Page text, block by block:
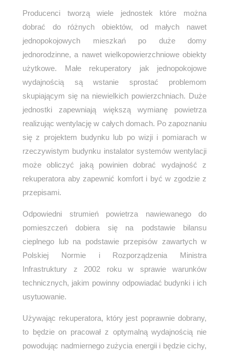
Producenci tworzą wiele jednostek które można
dobrać do różnych obiektów, od małych nawet
jednopokojowych mieszkań po duże domy
jednorodzinne, a nawet wielkopowierzchniowe obiekty
użytkowe. Małe rekuperatory jak jednopokojowe
wydajnością są wstanie sprostać problemom
skupiającym się na niewielkich powierzchniach. Duże
jednostki zapewniają większą wymianę powietrza
realizując wentylację w całych domach. Po zapoznaniu
się z projektem budynku lub po wizji i pomiarach w
rzeczywistym budynku instalator systemów wentylacji
może obliczyć jaką powinien dobrać wydajność z
rekuperatora aby zapewnić komfort i być w zgodzie z
przepisami.
Odpowiedni strumień powietrza nawiewanego do
pomieszczeń dobiera się na podstawie bilansu
cieplnego lub na podstawie przepisów zawartych w
Polskiej Normie i Rozporządzenia Ministra
Infrastruktury z 2002 roku w sprawie warunków
technicznych, jakim powinny odpowiadać budynki i ich
usytuowanie.
Używając rekuperatora, który jest poprawnie dobrany,
to będzie on pracował z optymalną wydajnością nie
powodując nadmiernego zużycia energii i będzie cichy,